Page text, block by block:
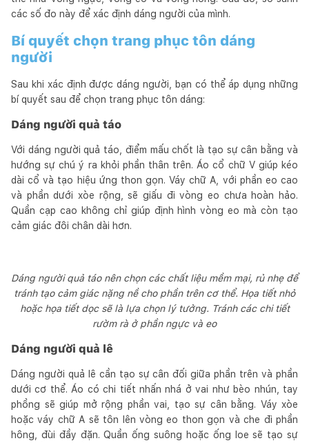
các số đo này để xác định dáng người của mình.
Bí quyết chọn trang phục tôn dáng
người
Sau khi xác định được dáng người, bạn có thể áp dụng những
bí quyết sau để chọn trang phục tôn dáng:
Dáng người quả táo
Với dáng người quả táo, điểm mấu chốt là tạo sự cân bằng và
hướng sự chú ý ra khỏi phần thân trên. Áo cổ chữ V giúp kéo
dài cổ và tạo hiệu ứng thon gọn. Váy chữ A, với phần eo cao
và phần dưới xòe rộng, sẽ giấu đi vòng eo chưa hoàn hảo.
Quần cạp cao không chỉ giúp định hình vòng eo mà còn tạo
cảm giác đôi chân dài hơn.
Dáng người quả táo nên chọn các chất liệu mềm mại, rủ nhẹ để
tránh tạo cảm giác nặng nề cho phần trên cơ thể. Họa tiết nhỏ
hoặc họa tiết dọc sẽ là lựa chọn lý tưởng. Tránh các chi tiết
rườm rà ở phần ngực và eo
Dáng người quả lê
Dáng người quả lê cần tạo sự cân đối giữa phần trên và phần
dưới cơ thể. Áo có chi tiết nhấn nhá ở vai như bèo nhún, tay
phồng sẽ giúp mở rộng phần vai, tạo sự cân bằng. Váy xòe
hoặc váy chữ A sẽ tôn lên vòng eo thon gọn và che đi phần
hông, đùi đầy đặn. Quần ống suông hoặc ống loe sẽ tạo sự